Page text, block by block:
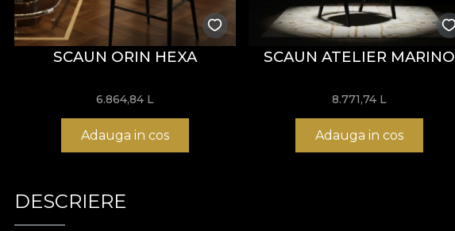
SCAUN ORIN HEXA
6.864,84 L
Adauga in cos
SCAUN ATELIER MARINO
8.771,74 L
Adauga in cos
DESCRIERE